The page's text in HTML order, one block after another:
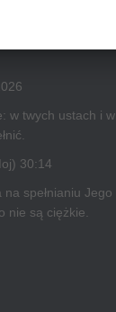
w twych ustach i w
30:14
spełnianiu Jego
nie są ciężkie.